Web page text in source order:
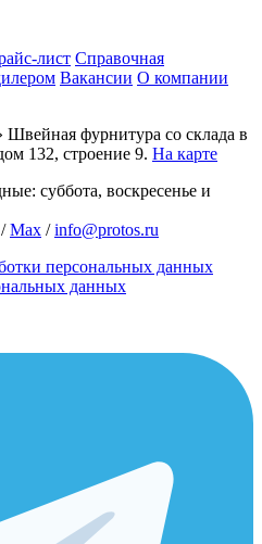
лист Справочная
Вакансии О компании
Швейная фурнитура со склада в
132, строение 9. На карте
суббота, воскресенье и
/Max /info@protos.ru
персональных данных
данных